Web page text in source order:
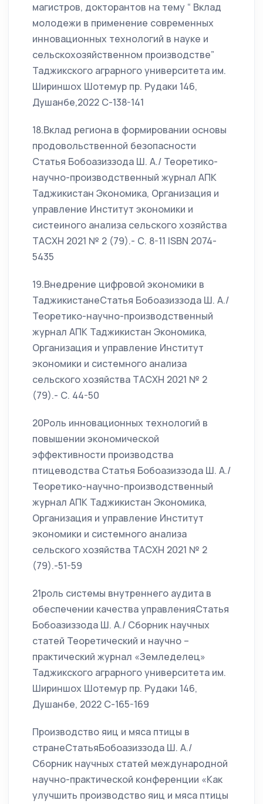
магистров, докторантов на тему “ Вклад
молодежи в применение современных
инновационных технологий в науке и
сельскохозяйственном производстве”
Таджикского аграрного университета им.
Шириншох Шотемур пр. Рудаки 146,
Душанбе,2022 С-138-141
18.Вклад региона в формировании основы
продовольственной безопасности
Статья Бобоазиззода Ш. А./ Теоретико-
научно-производственный журнал АПК
Таджикистан Экономика, Организация и
управление Институт экономики и
систеиного анализа сельского хозяйства
ТАСХН 2021 № 2 (79).- С. 8-11 ISBN 2074-
5435
19.Внедрение цифровой экономики в
ТаджикистанеСтатья Бобоазиззода Ш. А./
Теоретико-научно-производственный
журнал АПК Таджикистан Экономика,
Организация и управление Институт
экономики и системного анализа
сельского хозяйства ТАСХН 2021 № 2
(79).- С. 44-50
20Роль инновационных технологий в
повышении экономической
эффективности производства
птицеводства Статья Бобоазиззода Ш. А./
Теоретико-научно-производственный
журнал АПК Таджикистан Экономика,
Организация и управление Институт
экономики и системного анализа
сельского хозяйства ТАСХН 2021 № 2
(79).-51-59
21роль системы внутреннего аудита в
обеспечении качества управленияСтатья
Бобоазиззода Ш. А./ Сборник научных
статей Теоретический и научно –
практический журнал «Земледелец»
Таджикского аграрного университета им.
Шириншох Шотемур пр. Рудаки 146,
Душанбе, 2022 С-165-169
Производство яиц и мяса птицы в
странеСтатьяБобоазиззода Ш. А./
Сборник научных статей международной
научно-практической конференции «Как
улучшить производство яиц и мяса птицы